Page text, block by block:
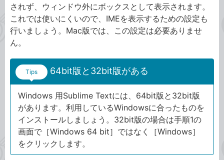
されず、ウィンドウ外にボックスとして表示されます。
これでは使いにくいので、IMEを表示するための設定も
行いましょう。Mac版では、この設定は必要ありませ
ん。
Tips 64bit版と32bit版がある
Windows 用Sublime Textには、64bit版と32bit版
があります。利用しているWindowsに合ったものを
インストールしましょう。32bit版の場合は手順1の
画面で［Windows 64 bit］ではなく［Windows］
をクリックします。